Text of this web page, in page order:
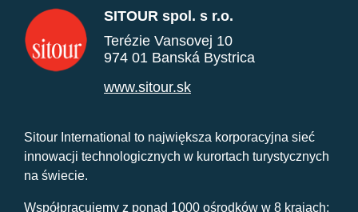
SITOUR spol. s r.o.
Terézie Vansovej 10
974 01 Banská Bystrica
www.sitour.sk
Sitour International to największa korporacyjna sieć
innowacji technologicznych w kurortach turystycznych
na świecie.
Współpracujemy z ponad 1000 ośrodków w 8 krajach: